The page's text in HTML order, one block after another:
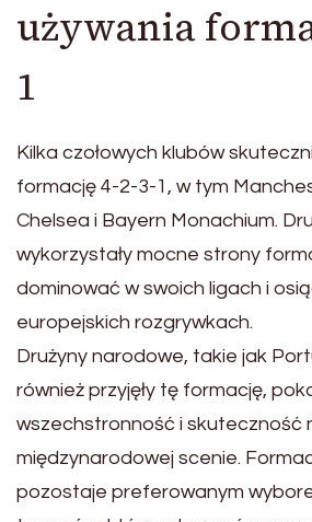
używania
1
Kilka czołowych klubów
formację 4-2-3-1, w tym
Chelsea i Bayern Monachium.
wykorzystały mocne strony
dominować w swoich ligach i
europejskich rozgrywkach.
Drużyny narodowe, takie jak
również przyjęły tę formację,
wszechstronność i skuteczność
międzynarodowej scenie.
pozostaje preferowanym